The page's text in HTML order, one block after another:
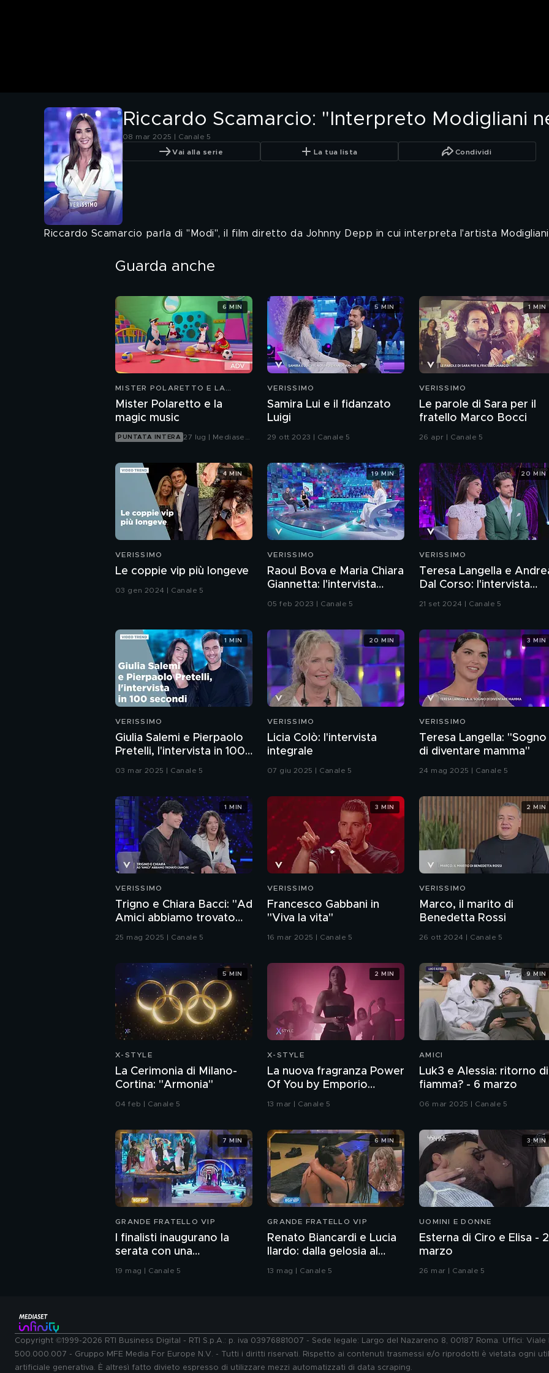
Riccardo Scamarcio: "Interpreto Modigliani
08 mar 2025 | Canale 5
Vai alla serie La tua lista Condividi
Riccardo Scamarcio parla di "Modi", il film diretto da Johnny Depp in cui interpreta l'artista
Guarda anche
MISTER POLARETTO E LA
Mister Polaretto e la
magic music
PUNTATA INTERA 27 lug | Mediaset
6 MIN
VERISSIMO
Samira Lui e il fidanzato
Luigi
29 ott 2023 | Canale 5
5 MIN
VERISSIMO
Le parole di Sara per il
fratello Marco Bocci
26 apr | Canale 5
1 MIN
VERISSIMO
Le coppie vip più longeve
03 gen 2024 | Canale 5
4 MIN
VERISSIMO
Raoul Bova e Maria Chiara
Giannetta: l'intervista
05 feb 2023 | Canale 5
19 MIN
VERISSIMO
Teresa Langella e
Dal Corso: l'intervista
21 set 2024 | Canale 5
20 MIN
VERISSIMO
Giulia Salemi e Pierpaolo
Pretelli, l'intervista in 100
03 mar 2025 | Canale 5
1 MIN
VERISSIMO
Licia Colò: l'intervista
integrale
07 giu 2025 | Canale 5
20 MIN
VERISSIMO
Teresa Langella: "Sogno
di diventare mamma"
24 mag 2025 | Canale 5
3 MIN
VERISSIMO
Trigno e Chiara Bacci: "Ad
Amici abbiamo trovato
25 mag 2025 | Canale 5
1 MIN
VERISSIMO
Francesco Gabbani in
"Viva la vita"
16 mar 2025 | Canale 5
3 MIN
VERISSIMO
Marco, il marito di
Benedetta Rossi
26 ott 2024 | Canale 5
2 MIN
X-STYLE
La Cerimonia di Milano-
Cortina: "Armonia"
04 feb | Canale 5
5 MIN
X-STYLE
La nuova fragranza Power
Of You by Emporio
Armani
13 mar | Canale 5
2 MIN
AMICI
Luk3 e Alessia: ritorno di
fiamma? - 6 marzo
06 mar 2025 | Canale 5
9 MIN
GRANDE FRATELLO VIP
I finalisti inaugurano la
serata con una
coreografia
19 mag | Canale 5
7 MIN
GRANDE FRATELLO VIP
Renato Biancardi e Lucia
Ilardo: dalla gelosia al
13 mag | Canale 5
6 MIN
UOMINI E DONNE
Esterna di Ciro e Elisa -
marzo
26 mar | Canale 5
3 MIN
Copyright ©1999-2026 RTI Business Digital - RTI S.p.A.: p. iva 03976881007 - Sede legale: Largo del Nazareno 8, 00187 Roma. Uffici:
500.000.007 - Gruppo MFE Media For Europe N.V. - Tutti i diritti riservati. Rispetto ai contenuti trasmessi e/o riprodotti è vietata ogni
artificiale generativa. È altresì fatto divieto espresso di utilizzare mezzi automatizzati di data scraping.